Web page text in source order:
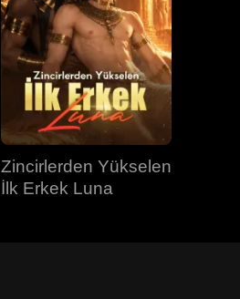
Zincirlerden Yükselen
İlk Erkek Luna